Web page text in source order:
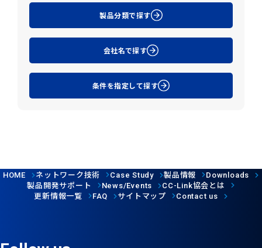
製品分類で探す
会社名で探す
条件を指定して探す
HOME ネットワーク技術 Case Study 製品情報 Downloads
製品開発サポート News/Events CC-Link協会とは
更新情報一覧
FAQ サイトマップ Contact us